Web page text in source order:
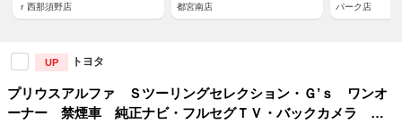
ｒ西那須野店
都宮南店
パーク店
UP トヨタ
プリウスアルファ Ｓツーリングセレクション・Ｇ’ｓ ワンオ
ーナー 禁煙車 純正ナビ・フルセグＴＶ・バックカメラ Ｂ